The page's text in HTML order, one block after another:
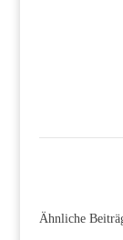
Ähnliche